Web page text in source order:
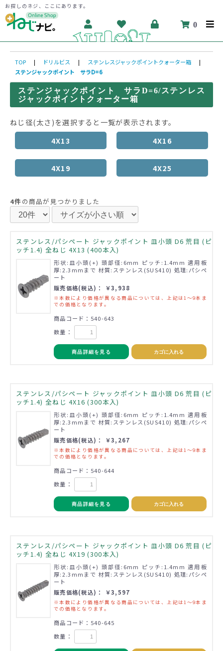
お探しのネジ、ここにあります。
0
TOP | ドリルビス | ステンレスジャックポイントクォーター箱
|
ステンジャックポイント サラD=6
ステンジャックポイント サラD=6/ステンレス
ジャックポイントクォーター箱
ねじ径(太さ)を選択すると一覧が表示されます。
4X13
4X16
4X19 4X25
4件の商品が見つかりました
ステンレス/パシペート ジャックポイント 皿小頭 D6 荒目 (ピ
ッチ1.4) 全ねじ 4X13 (400本入)
形状:皿小頭(+) 頭部径:6mm ピッチ:1.4mm 適用板
厚:2.3mmまで 材質:ステンレス(SUS410) 処理:パシペ
ート
販売価格(税込)： ￥3,938
※本数により価格が異なる商品については、上記は1～9本ま
での価格となります。
商品コード：540-643
数量：
商品詳細を見る カゴに入れる
ステンレス/パシペート ジャックポイント 皿小頭 D6 荒目 (ピ
ッチ1.4) 全ねじ 4X16 (300本入)
形状:皿小頭(+) 頭部径:6mm ピッチ:1.4mm 適用板
厚:2.3mmまで 材質:ステンレス(SUS410) 処理:パシペ
ート
販売価格(税込)： ￥3,267
※本数により価格が異なる商品については、上記は1～9本ま
での価格となります。
商品コード：540-644
数量：
商品詳細を見る カゴに入れる
ステンレス/パシペート ジャックポイント 皿小頭 D6 荒目 (ピ
ッチ1.4) 全ねじ 4X19 (300本入)
形状:皿小頭(+) 頭部径:6mm ピッチ:1.4mm 適用板
厚:2.3mmまで 材質:ステンレス(SUS410) 処理:パシペ
ート
販売価格(税込)： ￥3,597
※本数により価格が異なる商品については、上記は1～9本ま
での価格となります。
商品コード：540-645
数量：